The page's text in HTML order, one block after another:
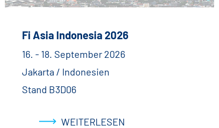
Fi Asia Indonesia 2026
16. - 18. September 2026
Jakarta / Indonesien
Stand B3D06
WEITERLESEN